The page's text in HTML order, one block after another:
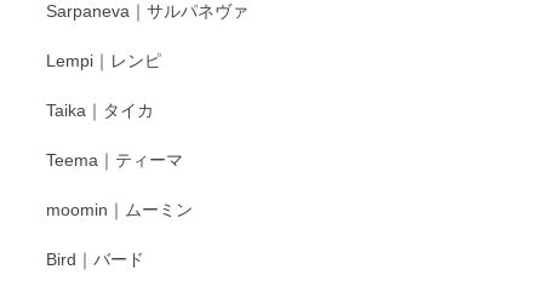
Sarpaneva｜サルパネヴァ
Lempi｜レンピ
Taika｜タイカ
Teema｜ティーマ
moomin｜ムーミン
Bird｜バード